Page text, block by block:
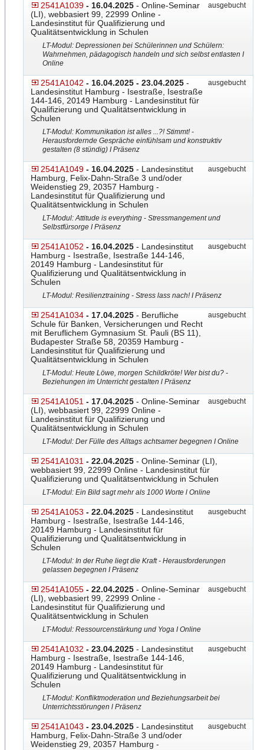
2541A1039 - 16.04.2025 - Online-Seminar
(LI), webbasiert 99, 22999 Online -
Landesinstitut für Qualifizierung und
Qualitätsentwicklung in Schulen
ausgebucht
LT-Modul: Depressionen bei Schülerinnen und Schülern:
Wahrnehmen, pädagogisch handeln und sich selbst entlasten I
Online
2541A1042 - 16.04.2025 - 23.04.2025 -
Landesinstitut Hamburg - Isestraße, Isestraße
144-146, 20149 Hamburg - Landesinstitut für
Qualifizierung und Qualitätsentwicklung in
Schulen
ausgebucht
LT-Modul: Kommunikation ist alles ...?! Stimmt! -
Herausfordernde Gespräche einfühlsam und konstruktiv
gestalten (8 stündig) I Präsenz
2541A1049 - 16.04.2025 - Landesinstitut
Hamburg, Felix-Dahn-Straße 3 und/oder
Weidenstieg 29, 20357 Hamburg -
Landesinstitut für Qualifizierung und
Qualitätsentwicklung in Schulen
ausgebucht
LT-Modul: Attitude is everything - Stressmangement und
Selbstfürsorge I Präsenz
2541A1052 - 16.04.2025 - Landesinstitut
Hamburg - Isestraße, Isestraße 144-146,
20149 Hamburg - Landesinstitut für
Qualifizierung und Qualitätsentwicklung in
Schulen
ausgebucht
LT-Modul: Resilienztraining - Stress lass nach! I Präsenz
2541A1034 - 17.04.2025 - Berufliche
Schule für Banken, Versicherungen und Recht
mit Beruflichem Gymnasium St. Pauli (BS 11),
Budapester Straße 58, 20359 Hamburg -
Landesinstitut für Qualifizierung und
Qualitätsentwicklung in Schulen
ausgebucht
LT-Modul: Heute Löwe, morgen Schildkröte! Wer bist du? -
Beziehungen im Unterricht gestalten l Präsenz
2541A1051 - 17.04.2025 - Online-Seminar
(LI), webbasiert 99, 22999 Online -
Landesinstitut für Qualifizierung und
Qualitätsentwicklung in Schulen
ausgebucht
LT-Modul: Der Fülle des Alltags achtsamer begegnen I Online
2541A1031 - 22.04.2025 - Online-Seminar (LI),
webbasiert 99, 22999 Online - Landesinstitut für
Qualifizierung und Qualitätsentwicklung in Schulen
LT-Modul: Ein Bild sagt mehr als 1000 Worte l Online
2541A1053 - 22.04.2025 - Landesinstitut
Hamburg - Isestraße, Isestraße 144-146,
20149 Hamburg - Landesinstitut für
Qualifizierung und Qualitätsentwicklung in
Schulen
ausgebucht
LT-Modul: In der Ruhe liegt die Kraft - Herausforderungen
gelassen begegnen I Präsenz
2541A1055 - 22.04.2025 - Online-Seminar
(LI), webbasiert 99, 22999 Online -
Landesinstitut für Qualifizierung und
Qualitätsentwicklung in Schulen
ausgebucht
LT-Modul: Ressourcenstärkung und Yoga I Online
2541A1032 - 23.04.2025 - Landesinstitut
Hamburg - Isestraße, Isestraße 144-146,
20149 Hamburg - Landesinstitut für
Qualifizierung und Qualitätsentwicklung in
Schulen
ausgebucht
LT-Modul: Konfliktmoderation und Beziehungsarbeit bei
Unterrichtsstörungen l Präsenz
2541A1043 - 23.04.2025 - Landesinstitut
Hamburg, Felix-Dahn-Straße 3 und/oder
Weidenstieg 29, 20357 Hamburg -
ausgebucht